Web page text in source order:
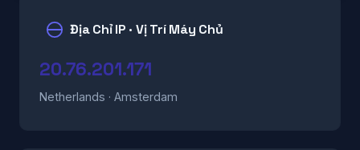
Địa Chỉ IP · Vị Trí Máy Chủ
20.76.201.171
Netherlands · Amsterdam